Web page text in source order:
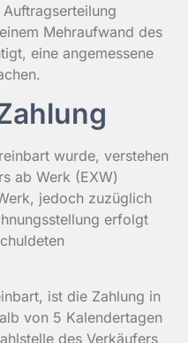
Mehraufwand des
eine angemessene
wurde, verstehen
ab Werk (EXW)
jedoch zuzüglich
erfolgt
ist die Zahlung in
von 5 Kalendertagen
des Verkäufers